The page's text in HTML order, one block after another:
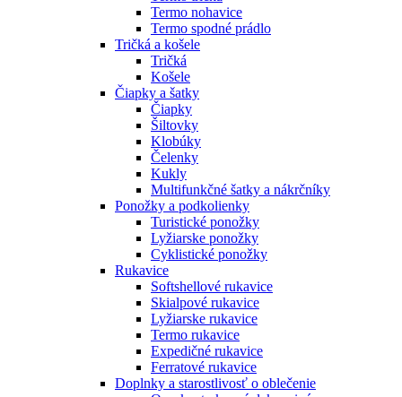
Termo nohavice
Termo spodné prádlo
Tričká a košele
Tričká
Košele
Čiapky a šatky
Čiapky
Šiltovky
Klobúky
Čelenky
Kukly
Multifunkčné šatky a nákrčníky
Ponožky a podkolienky
Turistické ponožky
Lyžiarske ponožky
Cyklistické ponožky
Rukavice
Softshellové rukavice
Skialpové rukavice
Lyžiarske rukavice
Termo rukavice
Expedičné rukavice
Ferratové rukavice
Doplnky a starostlivosť o oblečenie